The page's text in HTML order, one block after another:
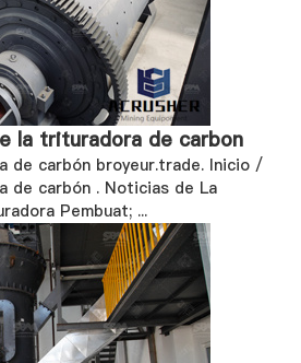
la trituradora de carbon
de carbón broyeur.trade. Inicio /
de carbón . Noticias de La
Pembuat; ...